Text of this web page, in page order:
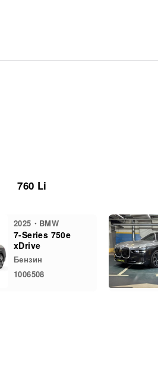
760 Li
2025・BMW
7-Series 750e
xDrive
Бензин
1006508